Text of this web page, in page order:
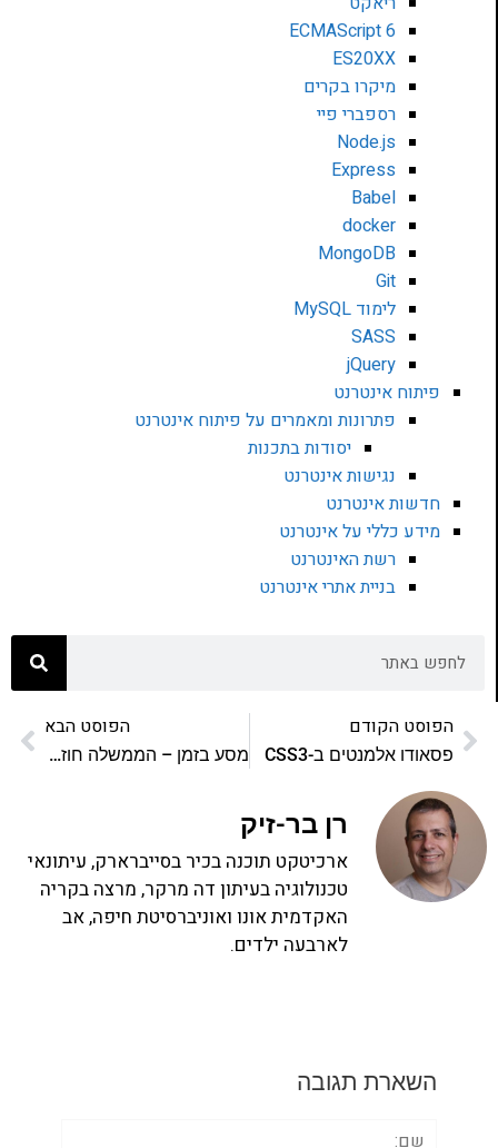
ECMAScript 6
ES20XX
מיקרו בקרים
רספברי פיי
Node.js
Express
Babel
docker
MongoDB
Git
לימוד MySQL
SASS
jQuery
פיתוח אינטרנט
פתרונות ומאמרים על פיתוח אינטרנט
יסודות בתכנות
נגישות אינטרנט
חדשות אינטרנט
מידע כללי על אינטרנט
רשת האינטרנט
בניית אתרי אינטרנט
הפוסט הקודם
פסאודו אלמנטים ב-CSS3
הפוסט הבא
מסע בזמן – הממשלה חוזרת לשנות ה-90
רן בר-זיק
ארכיטקט תוכנה בכיר בסייברארק, עיתונאי
טכנולוגיה בעיתון דה מרקר, מרצה בקריה
האקדמית אונו ואוניברסיטת חיפה, אב
לארבעה ילדים.
השארת תגובה